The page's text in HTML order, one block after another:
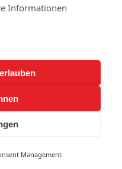
Informationen
Management